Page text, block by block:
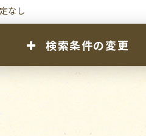
なし
検索条件の変更